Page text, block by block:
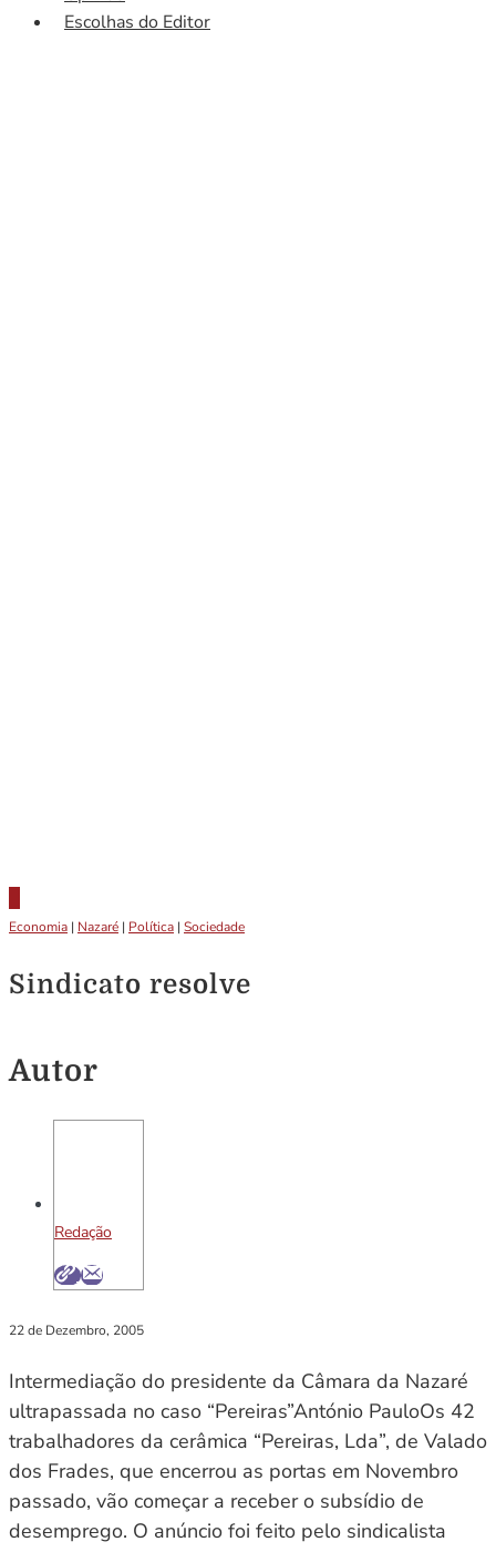
Escolhas do Editor
Economia | Nazaré | Política | Sociedade
Sindicato resolve
Autor
Redação
22 de Dezembro, 2005
Intermediação do presidente da Câmara da Nazaré
ultrapassada no caso “Pereiras”António PauloOs 42
trabalhadores da cerâmica “Pereiras, Lda”, de Valado
dos Frades, que encerrou as portas em Novembro
passado, vão começar a receber o subsídio de
desemprego. O anúncio foi feito pelo sindicalista